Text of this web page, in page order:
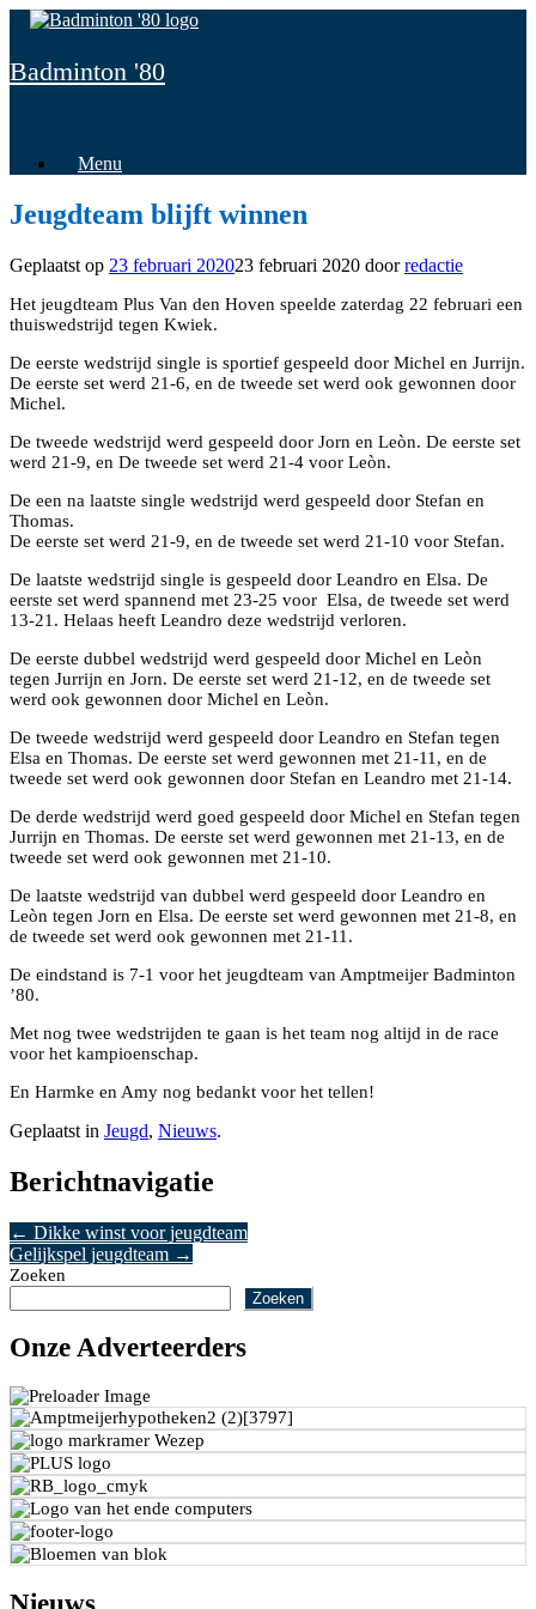
Spring
inhoud
Badminton '80
Menu
Jeugdteam blijft winnen
Geplaatst op 23 februari 202023 februari 2020 doorredactie
Het jeugdteam Plus Van den Hoven speelde zaterdag 22 februari een
thuiswedstrijd tegen Kwiek.
De eerste wedstrijd single is sportief gespeeld door Michel en Jurrijn.
De eerste set werd 21-6, en de tweede set werd ook gewonnen door
Michel.
De tweede wedstrijd werd gespeeld door Jorn en Leòn. De eerste set
werd 21-9, en De tweede set werd 21-4 voor Leòn.
De een na laatste single wedstrijd werd gespeeld door Stefan en
Thomas.
De eerste set werd 21-9, en de tweede set werd 21-10 voor Stefan.
De laatste wedstrijd single is gespeeld door Leandro en Elsa. De
eerste set werd spannend met 23-25 voor Elsa, de tweede set werd
13-21. Helaas heeft Leandro deze wedstrijd verloren.
De eerste dubbel wedstrijd werd gespeeld door Michel en Leòn
tegen Jurrijn en Jorn. De eerste set werd 21-12, en de tweede set
werd ook gewonnen door Michel en Leòn.
De tweede wedstrijd werd gespeeld door Leandro en Stefan tegen
Elsa en Thomas. De eerste set werd gewonnen met 21-11, en de
tweede set werd ook gewonnen door Stefan en Leandro met 21-14.
De derde wedstrijd werd goed gespeeld door Michel en Stefan tegen
Jurrijn en Thomas. De eerste set werd gewonnen met 21-13, en de
tweede set werd ook gewonnen met 21-10.
De laatste wedstrijd van dubbel werd gespeeld door Leandro en
Leòn tegen Jorn en Elsa. De eerste set werd gewonnen met 21-8, en
de tweede set werd ook gewonnen met 21-11.
De eindstand is 7-1 voor het jeugdteam van Amptmeijer Badminton
’80.
Met nog twee wedstrijden te gaan is het team nog altijd in de race
voor het kampioenschap.
En Harmke en Amy nog bedankt voor het tellen!
Geplaatst in Jeugd, Nieuws.
Berichtnavigatie
← Dikke winst voor jeugdteam
Gelijkspel jeugdteam →
Zoeken
Zoeken
Onze Adverteerders